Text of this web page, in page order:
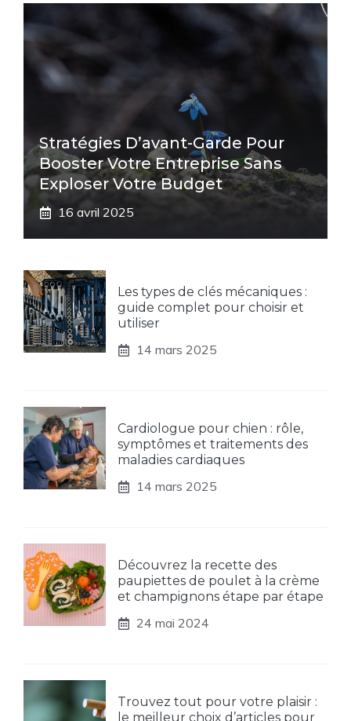
Stratégies D’avant-Garde Pour
Booster Votre Entreprise Sans
Exploser Votre Budget
16 avril 2025
Les types de clés mécaniques :
guide complet pour choisir et
utiliser
14 mars 2025
Cardiologue pour chien : rôle,
symptômes et traitements des
maladies cardiaques
14 mars 2025
Découvrez la recette des
paupiettes de poulet à la crème
et champignons étape par étape
24 mai 2024
Trouvez tout pour votre plaisir :
le meilleur choix d’articles pour